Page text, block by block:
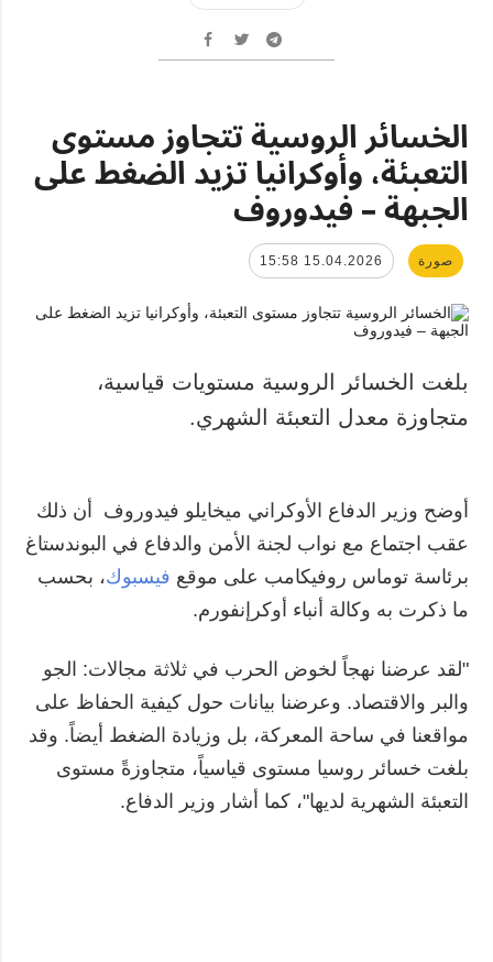
الخسائر الروسية تتجاوز مستوى
التعبئة، وأوكرانيا تزيد الضغط على
الجبهة – فيدوروف
صورة 15.04.2026 15:58
بلغت الخسائر الروسية مستويات قياسية،
متجاوزة معدل التعبئة الشهري.
أوضح وزير الدفاع الأوكراني ميخايلو فيدوروف أن ذلك
عقب اجتماع مع نواب لجنة الأمن والدفاع في البوندستاغ
برئاسة توماس روفيكامب على موقع فيسبوك، بحسب
ما ذكرت به وكالة أنباء أوكرإنفورم.
"لقد عرضنا نهجاً لخوض الحرب في ثلاثة مجالات: الجو
والبر والاقتصاد. وعرضنا بيانات حول كيفية الحفاظ على
مواقعنا في ساحة المعركة، بل وزيادة الضغط أيضاً. وقد
بلغت خسائر روسيا مستوى قياسياً، متجاوزةً مستوى
التعبئة الشهرية لديها"، كما أشار وزير الدفاع.